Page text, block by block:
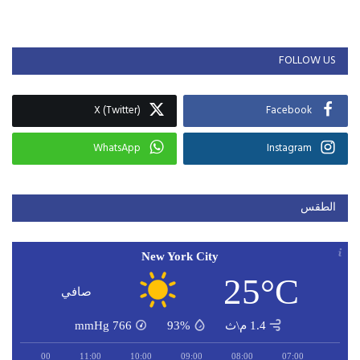
FOLLOW US
Facebook
X (Twitter)
Instagram
WhatsApp
الطقس
New York City
25°C صافي
1.4 م\ث 93%
766
mmHg
07:00
08:00
09:00
10:00
11:00
12:00